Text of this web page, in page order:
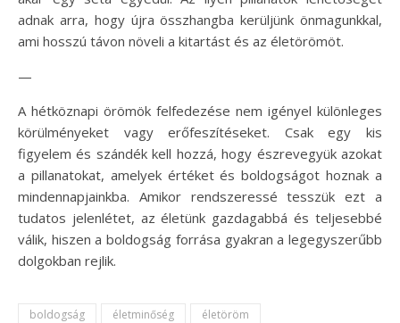
adnak arra, hogy újra összhangba kerüljünk önmagunkkal,
ami hosszú távon növeli a kitartást és az életörömöt.
—
A hétköznapi örömök felfedezése nem igényel különleges
körülményeket vagy erőfeszítéseket. Csak egy kis
figyelem és szándék kell hozzá, hogy észrevegyük azokat
a pillanatokat, amelyek értéket és boldogságot hoznak a
mindennapjainkba. Amikor rendszeressé tesszük ezt a
tudatos jelenlétet, az életünk gazdagabbá és teljesebbé
válik, hiszen a boldogság forrása gyakran a legegyszerűbb
dolgokban rejlik.
boldogság életminőség
életöröm